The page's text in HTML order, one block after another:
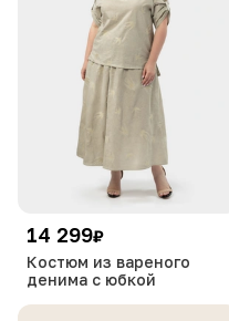
14 299₽
Костюм из вареного
денима с юбкой